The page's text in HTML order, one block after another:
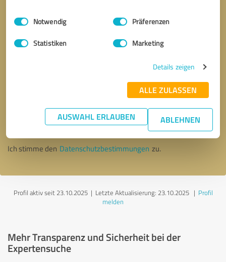
Impressum Datenschutzbestimmungen
Einwilligungsauswahl
Notwendig Präferenzen
Statistiken Marketing
Details zeigen
ALLE ZULASSEN
AUSWAHL ERLAUBEN ABLEHNEN
* Erforderliche Angaben
Nachricht senden
Ich stimme den Datenschutzbestimmungen zu.
Profil aktiv seit 23.10.2025 | Letzte Aktualisierung: 23.10.2025| Profil
melden
Mehr Transparenz und Sicherheit bei der
Expertensuche